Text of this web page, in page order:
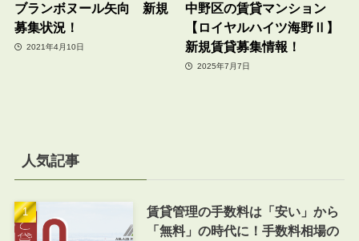
ブランボヌール矢向 新規
募集状況！
2021年4月10日
中野区の賃貸マンション
【ロイヤルハイツ海野Ⅱ】
新規賃貸募集情報！
2025年7月7日
人気記事
賃貸管理の手数料は「安い」から
「無料」の時代に！手数料相場の